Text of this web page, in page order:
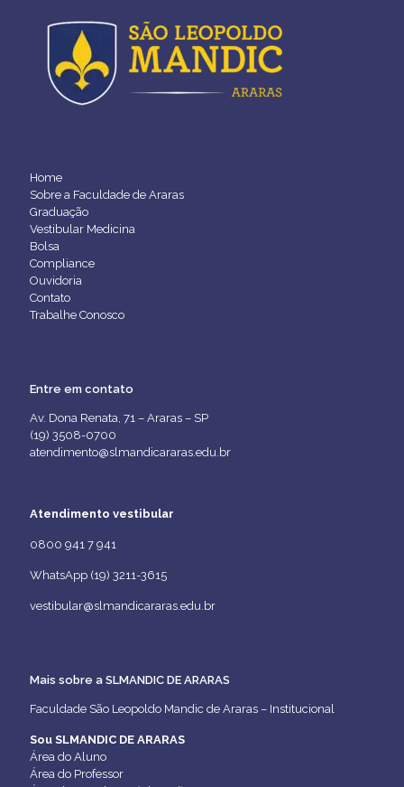
Home
Sobre a Faculdade de Araras
Graduação
Vestibular Medicina
Bolsa
Compliance
Ouvidoria
Contato
Trabalhe Conosco
Entre em contato
Av. Dona Renata, 71 – Araras – SP
(19) 3508-0700
atendimento@slmandicararas.edu.br
Atendimento vestibular
0800 941 7 941
WhatsApp (19) 3211-3615
vestibular@slmandicararas.edu.br
Mais sobre a SLMANDIC DE ARARAS
Faculdade São Leopoldo Mandic de Araras – Institucional
Sou SLMANDIC DE ARARAS
Área do Aluno
Área do Professor